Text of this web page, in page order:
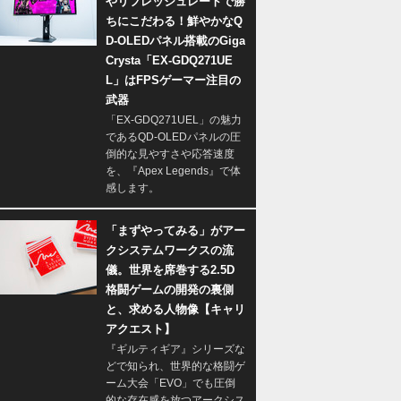
ちにこだわる！鮮やかなQ
D-OLEDパネル搭載のGiga
Crysta「EX-GDQ271UE
L」はFPSゲーマー注目の
武器
「EX-GDQ271UEL」の魅力
であるQD-OLEDパネルの圧
倒的な見やすさや応答速度
を、『Apex Legends』で体
感します。
「まずやってみる」がアー
クシステムワークスの流
儀。世界を席巻する2.5D
格闘ゲームの開発の裏側
と、求める人物像【キャリ
アクエスト】
『ギルティギア』シリーズな
どで知られ、世界的な格闘ゲ
ーム大会「EVO」でも圧倒